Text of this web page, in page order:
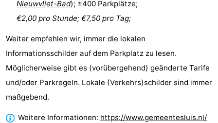
Museen
Mühlen
-
-
Nieuwvliet-Bad); ±400 Parkplätze;
€2,00 pro Stunde; €7,50 pro Tag;
Weiter empfehlen wir, immer die lokalen
Informationsschilder auf dem Parkplatz zu lesen.
Möglicherweise gibt es (vorübergehend) geänderte Tarife
und/oder Parkregeln. Lokale (Verkehrs)schilder sind immer
maßgebend.
Weitere Informationen: https://www.gemeentesluis.nl/